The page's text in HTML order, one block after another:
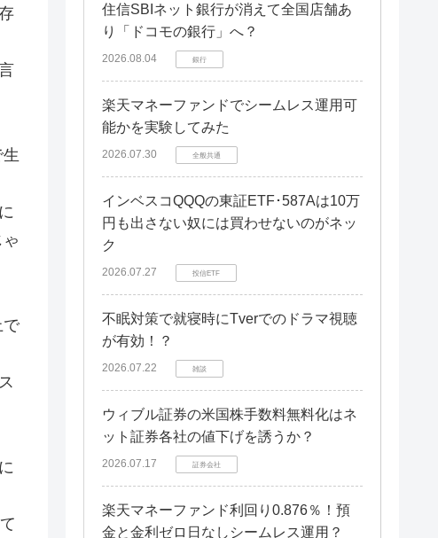
で
住信SBIネット銀行が消えて全国店舗あ
り「ドコモの銀行」へ？
2026.08.04 銀行
楽天マネーファンドでシームレス運用可
能かを実験してみた
2026.07.30 全般共通
インベスコQQQの東証ETF･587Aは10万
円も出さない奴には買わせないのがネッ
ク
2026.07.27 投信ETF
不眠対策で就寝時にTverでのドラマ視聴
が有効！？
2026.07.22 雑談
ウィブル証券の米国株手数料無料化はネ
ット証券各社の値下げを誘うか？
2026.07.17 証券会社
楽天マネーファンド利回り0.876％！預
金と金利ゼロ日なしシームレス運用？